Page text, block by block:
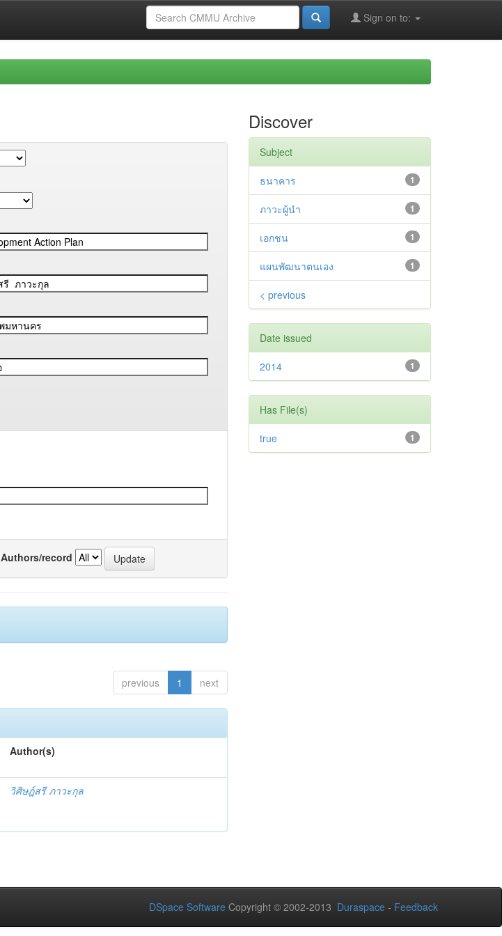
Sign on to:
Authors/record
previous 1 next
Author(s)
วิศิษฎ์สรี ภาวะกุล
Discover
Subject
1
ธนาคาร
1
ภาวะผู้นำ
1
เอกชน
1
แผนพัฒนาตนเอง
< previous
Date issued
1
2014
Has File(s)
1
true
DSpace Software Copyright © 2002-2013 Duraspace - Feedback